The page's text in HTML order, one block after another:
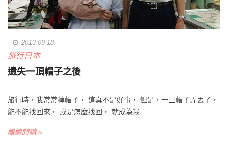
2013-09-18
旅行日本
遺失一頂帽子之後
旅行時，我常常掉帽子， 這真不是好事， 但是，一旦帽子弄丟了，
能不能找回來， 或是怎麼找回， 就成為我...
繼續閱讀 »